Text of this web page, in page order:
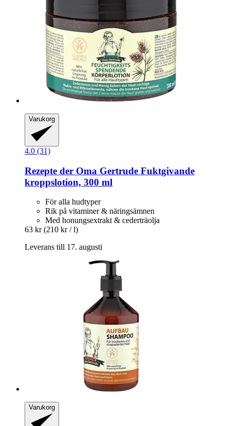
Varukorg
4.0 (31)
Rezepte der Oma Gertrude Fuktgivande
kroppslotion, 300 ml
För alla hudtyper
Rik på vitaminer & näringsämnen
Med honungsextrakt & cederträolja
63 kr (210 kr / l)
Leverans till 17. augusti
Varukorg